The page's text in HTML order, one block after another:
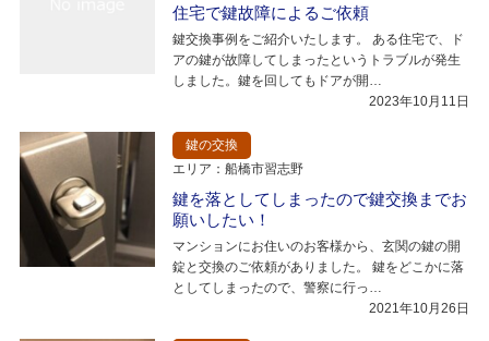
住宅で鍵故障によるご依頼
鍵交換事例をご紹介いたします。 ある住宅で、ド
アの鍵が故障してしまったというトラブルが発生
しました。鍵を回してもドアが開…
2023年10月11日
鍵の交換
エリア：船橋市習志野
鍵を落としてしまったので鍵交換までお
願いしたい！
マンションにお住いのお客様から、玄関の鍵の開
錠と交換のご依頼がありました。 鍵をどこかに落
としてしまったので、警察に行っ…
2021年10月26日